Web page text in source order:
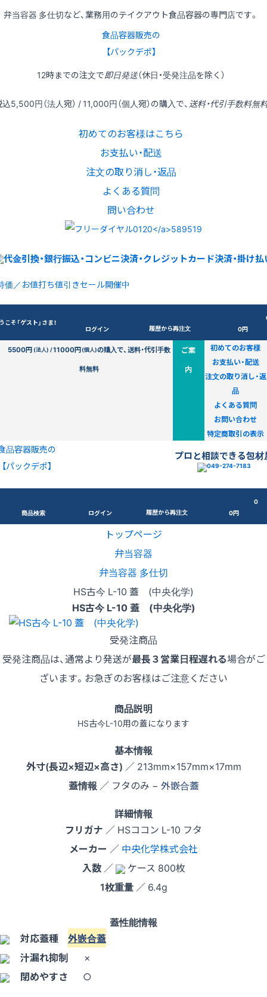
弁当容器 多仕切など、業務用のテイクアウト食品容器の専門店です。
食品容器販売の
【パックデポ】
12時までの注文で即日発送（休日・受発注品を除く）
込5,500円（法人宛） / 11,000円（個人宛）の購入で、 送料・代引手数料無
初めてのお客様はこちら
お支払い・配送
注文の取り消し・返品
よくある質問
問い合わせ
価／お値打ち値引きセール開催中
こそ「ゲスト」さま！
ログイン 履歴から再注文
0円
5500円(法人) /11000円(個人)の購入で、送料・代引手数
料無料
ご案
内
初めてのお客様
お支払い・配送
注文の取り消し・返
品
よくある質問
お問い合わせ
特定商取引の表示
品容器販売の
【パックデポ】
プロと相談できる包材
商品検索 ログイン 履歴から再注文
0
0円
トップページ
弁当容器
弁当容器 多仕切
HS古今 L-10 蓋 (中央化学)
HS古今 L-10 蓋 (中央化学)
受発注商品
受発注商品は、通常より発送が最長３営業日程遅れる場合がご
ざいます。お急ぎのお客様はご注意ください
商品説明
HS古今L-10用の蓋になります
基本情報
外寸(長辺×短辺×高さ) ／ 213mm×157mm×17mm
蓋情報 ／ フタのみ − 外嵌合蓋
詳細情報
フリガナ ／ HSココン L-10 フタ
メーカー ／ 中央化学株式会社
入数／
ケース 800枚
1枚重量／ 6.4g
蓋性能情報
対応蓋種 外嵌合蓋
汁漏れ抑制
×
閉めやすさ
○